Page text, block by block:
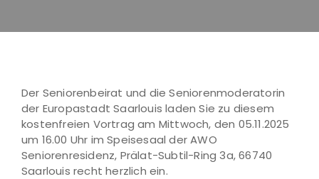
Der Seniorenbeirat und die Seniorenmoderatorin
der Europastadt Saarlouis laden Sie zu diesem
kostenfreien Vortrag am Mittwoch, den 05.11.2025
um 16.00 Uhr im Speisesaal der AWO
Seniorenresidenz, Prälat-Subtil-Ring 3a, 66740
Saarlouis recht herzlich ein.